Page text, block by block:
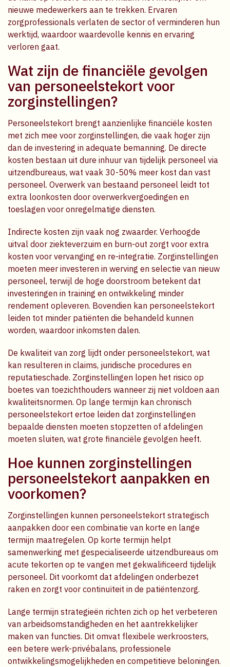
nieuwe medewerkers aan te trekken. Ervaren
zorgprofessionals verlaten de sector of verminderen hun
werktijd, waardoor waardevolle kennis en ervaring
verloren gaat.
Wat zijn de financiële gevolgen
van personeelstekort voor
zorginstellingen?
Personeelstekort brengt aanzienlijke financiële kosten
met zich mee voor zorginstellingen, die vaak hoger zijn
dan de investering in adequate bemanning. De directe
kosten bestaan uit dure inhuur van tijdelijk personeel via
uitzendbureaus, wat vaak 30-50% meer kost dan vast
personeel. Overwerk van bestaand personeel leidt tot
extra loonkosten door overwerkvergoedingen en
toeslagen voor onregelmatige diensten.
Indirecte kosten zijn vaak nog zwaarder. Verhoogde
uitval door ziekteverzuim en burn-out zorgt voor extra
kosten voor vervanging en re-integratie. Zorginstellingen
moeten meer investeren in werving en selectie van nieuw
personeel, terwijl de hoge doorstroom betekent dat
investeringen in training en ontwikkeling minder
rendement opleveren. Bovendien kan personeelstekort
leiden tot minder patiënten die behandeld kunnen
worden, waardoor inkomsten dalen.
De kwaliteit van zorg lijdt onder personeelstekort, wat
kan resulteren in claims, juridische procedures en
reputatieschade. Zorginstellingen lopen het risico op
boetes van toezichthouders wanneer zij niet voldoen aan
kwaliteitsnormen. Op lange termijn kan chronisch
personeelstekort ertoe leiden dat zorginstellingen
bepaalde diensten moeten stopzetten of afdelingen
moeten sluiten, wat grote financiële gevolgen heeft.
Hoe kunnen zorginstellingen
personeelstekort aanpakken en
voorkomen?
Zorginstellingen kunnen personeelstekort strategisch
aanpakken door een combinatie van korte en lange
termijn maatregelen. Op korte termijn helpt
samenwerking met gespecialiseerde uitzendbureaus om
acute tekorten op te vangen met gekwalificeerd tijdelijk
personeel. Dit voorkomt dat afdelingen onderbezet
raken en zorgt voor continuïteit in de patiëntenzorg.
Lange termijn strategieën richten zich op het verbeteren
van arbeidsomstandigheden en het aantrekkelijker
maken van functies. Dit omvat flexibele werkroosters,
een betere werk-privébalans, professionele
ontwikkelingsmogelijkheden en competitieve beloningen.